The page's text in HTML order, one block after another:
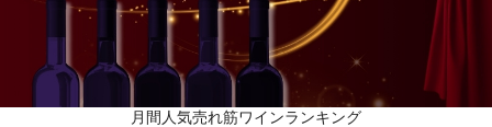
月間人気売れ筋ワインランキング